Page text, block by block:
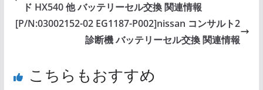
ド HX540 他 バッテリーセル交換 関連情報
[P/N:03002152-02 EG1187-P002]nissan コンサルト2
診断機 バッテリーセル交換 関連情報
こちらもおすすめ